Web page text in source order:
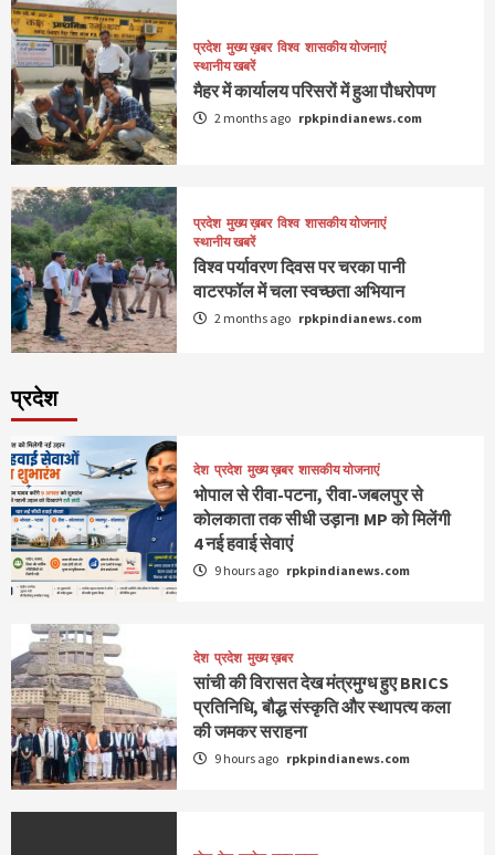
प्रदेश मुख्य ख़बर विश्व शासकीय योजनाएं
स्थानीय खबरें
मैहर में कार्यालय परिसरों में हुआ पौधरोपण
2 months ago rpkpindianews.com
प्रदेश मुख्य ख़बर विश्व शासकीय योजनाएं
स्थानीय खबरें
विश्व पर्यावरण दिवस पर चरका पानी
वाटरफॉल में चला स्वच्छता अभियान
2 months ago rpkpindianews.com
प्रदेश
देश प्रदेश मुख्य ख़बर शासकीय योजनाएं
भोपाल से रीवा-पटना, रीवा-जबलपुर से
कोलकाता तक सीधी उड़ान! MP को मिलेंगी
4 नई हवाई सेवाएं
9 hours ago rpkpindianews.com
देश प्रदेश मुख्य ख़बर
सांची की विरासत देख मंत्रमुग्ध हुए BRICS
प्रतिनिधि, बौद्ध संस्कृति और स्थापत्य कला
की जमकर सराहना
9 hours ago rpkpindianews.com